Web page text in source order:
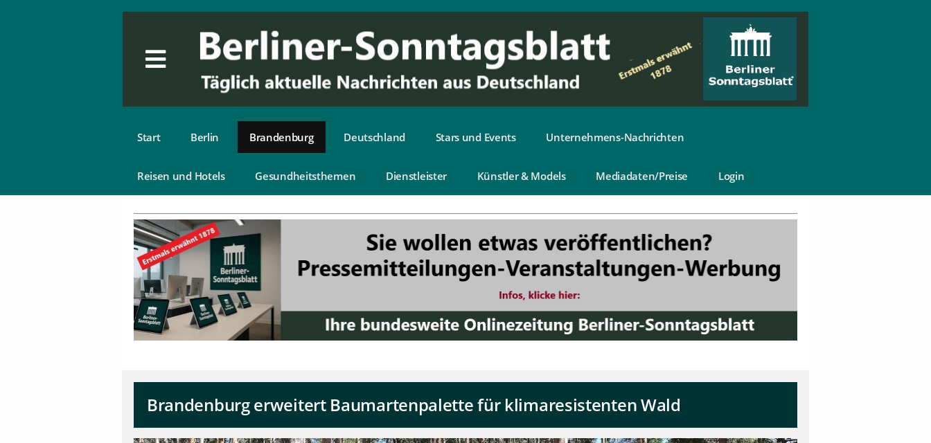
Start Berlin Brandenburg Deutschland Stars und Events Unternehmens-Nachrichten
Reisen und Hotels Gesundheitsthemen Dienstleister Künstler & Models Mediadaten/Preise Login
Brandenburg erweitert Baumartenpalette für klimaresistenten Wald